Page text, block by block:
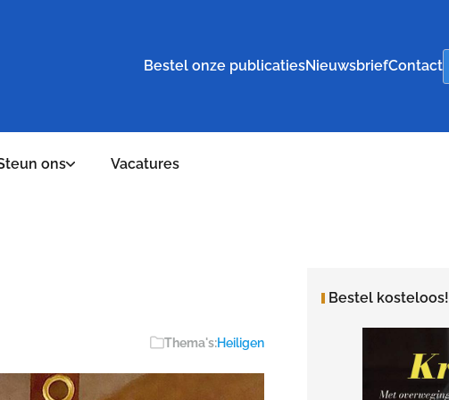
Bestel onze publicatiesNieuwsbriefContact
ons Vacatures
Thema's:Heiligen
Bestel kosteloos!